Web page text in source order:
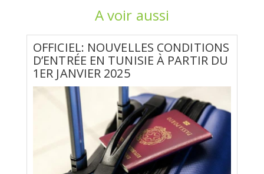
A voir aussi
OFFICIEL: NOUVELLES CONDITIONS
D’ENTRÉE EN TUNISIE À PARTIR DU
1ER JANVIER 2025